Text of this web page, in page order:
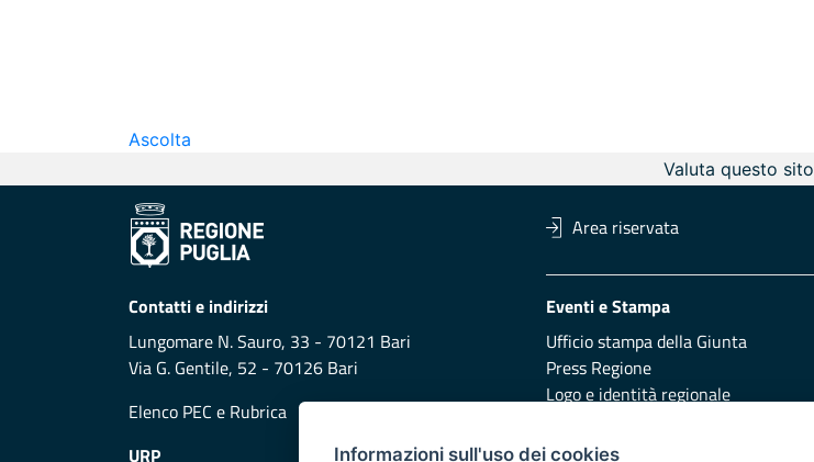
Ascolta
Valuta questo sito
Area riservata
Contatti e indirizzi
Lungomare N. Sauro, 33 - 70121 Bari
Via G. Gentile, 52 - 70126 Bari
Elenco PEC e Rubrica
Eventi e Stampa
Ufficio stampa della Giunta
Press Regione
Logo e identità regionale
URP Redazione
Informazioni sull'uso dei cookies